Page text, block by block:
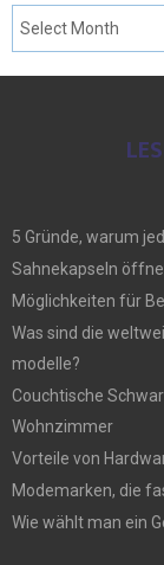
5 Gründe, warum
Sahnekapseln
Möglichkeiten für
Was sind die
modelle?
Couchtische
Wohnzimmer
Vorteile von
Modemarken, die
Wie wählt man ein